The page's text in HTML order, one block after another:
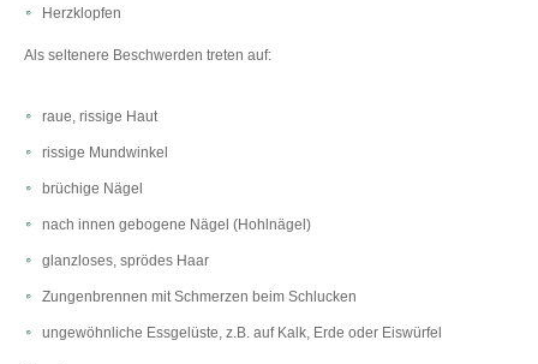
Herzklopfen
Als seltenere Beschwerden treten auf:
raue, rissige Haut
rissige Mundwinkel
brüchige Nägel
nach innen gebogene Nägel (Hohlnägel)
glanzloses, sprödes Haar
Zungenbrennen mit Schmerzen beim Schlucken
ungewöhnliche Essgelüste, z.B. auf Kalk, Erde oder Eiswürfel